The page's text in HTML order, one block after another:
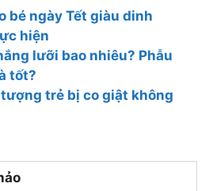
bé ngày Tết giàu dinh
hiện
lưỡi bao nhiêu? Phẫu
tốt?
trẻ bị co giật không